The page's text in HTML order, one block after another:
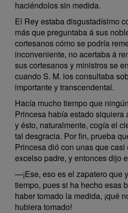
haciéndolos sin medida.
El Rey estaba disgustadísimo
más que preguntaba á sus
cortesanos cómo se podría
inconveniente, no acertaba á
sus cortesanos y ministros se
cuando S. M. los consultaba
importante y transcendental.
Hacía mucho tiempo que
Princesa había estado siquiera
y ésto, naturalmente, cogía el
tal desgracia. Por fin, prueba
Princesa dió con unas que
excelso padre, y entonces dijo
—¡Ese, eso es el zapatero que
tiempo, pues si ha hecho esas
haber tomado la medida, ¡qué
hubiera tomado!